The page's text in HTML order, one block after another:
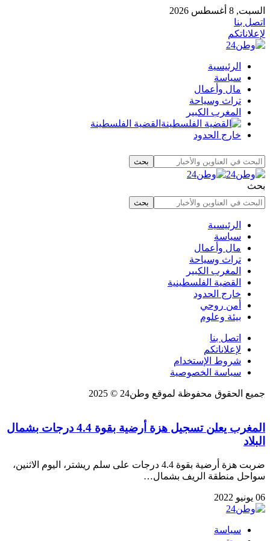
السبت, 8 أغسطس 2026
اتصل بنا
لإعلاناتكم
الرئيسية
سياسة
مال وأعمال
تراث وسياحة
المغرب الكبير
القضية الفلسطينة
خارج الحدود
بحث
الرئيسية
سياسة
مال وأعمال
تراث وسياحة
المغرب الكبير
القضية الفلسطينية
خارج الحدود
أمن روحي
بيئة وعلوم
اتصل بنا
لإعلاناتكم
شروط الإستخدام
سياسة الخصوصية
جميع الحقوق محفوظة لموقع وطن24 © 2025
المغرب يعلن تسجيل هزة أرضية بقوة 4.4 درجات بشمال
البلاد
ضربت هزة أرضية بقوة 4.4 درجات على سلم ريشتر، اليوم الاثنين،
سواحل منطقة الريف بشمال…
06 يونيو 2022
سياسة